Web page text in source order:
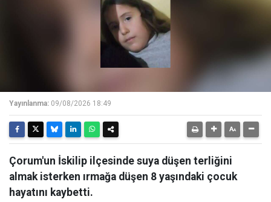
Yayınlanma: 09/08/2026 18:49
Çorum'un İskilip ilçesinde suya düşen terliğini
almak isterken ırmağa düşen 8 yaşındaki çocuk
hayatını kaybetti.